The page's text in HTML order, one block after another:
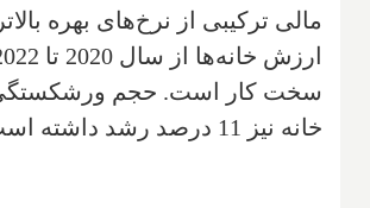
مالی ترکیبی از نرخ‌های بهره
سخت کار است. حجم
خانه نیز 11 درصد رشد داشته است.